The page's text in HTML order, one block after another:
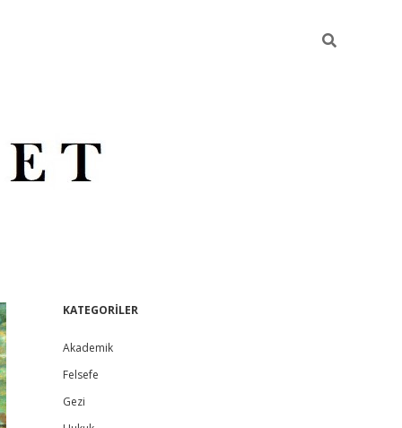
S
i
d
KATEGORİLER
Akademik
Felsefe
Gezi